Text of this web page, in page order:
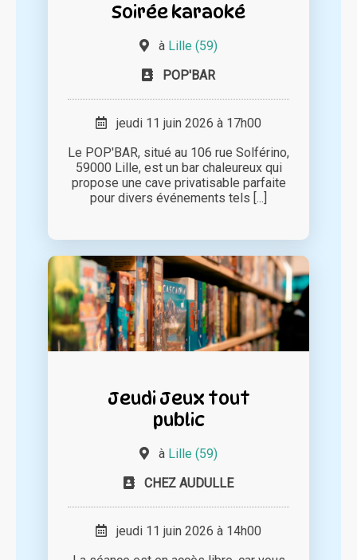
Soirée karaoké
à Lille (59)
POP'BAR
jeudi 11 juin 2026 à 17h00
Le POP'BAR, situé au 106 rue Solférino,
59000 Lille, est un bar chaleureux qui
propose une cave privatisable parfaite
pour divers événements tels [...]
Jeudi Jeux tout
public
à Lille (59)
CHEZ AUDULLE
jeudi 11 juin 2026 à 14h00